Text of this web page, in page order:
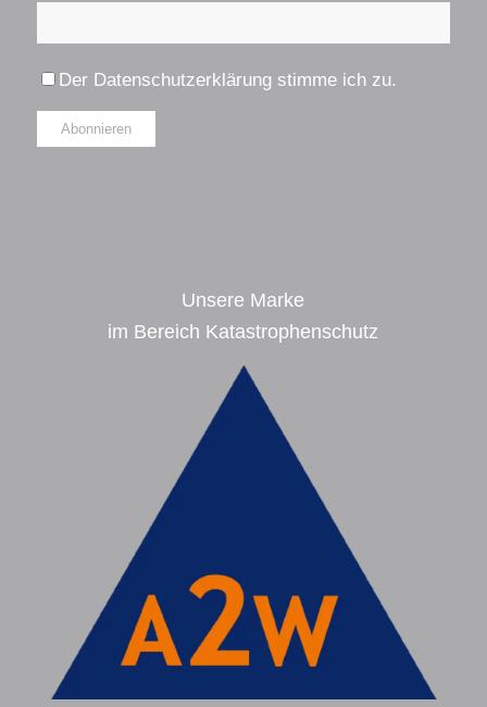
Der Datenschutzerklärungstimme ich zu.
Unsere Marke
im Bereich Katastrophenschutz